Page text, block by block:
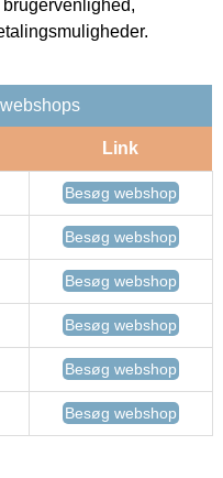
Link
Besøg webshop
Besøg webshop
Besøg webshop
Besøg webshop
Besøg webshop
Besøg webshop